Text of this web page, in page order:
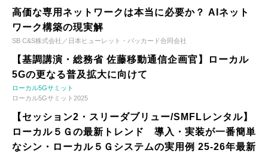
高価な専用ネットワークは本当に必要か？ AIネット
ワーク構築の現実解
SB C&S株式会社／日本ヒューレット・パッカード合同会社
【基調講演・総務省 佐藤移動通信企画官】ローカル
5Gの更なる普及拡大に向けて
ローカル5Gサミット
ローカル5Gサミット2025
【セッション2・スリーダブリュー/SMFLレンタル】
ローカル５Ｇの最新トレンド 導入・実装が一番簡単
なシン・ローカル５Ｇシステムの実用例 25-26年最新